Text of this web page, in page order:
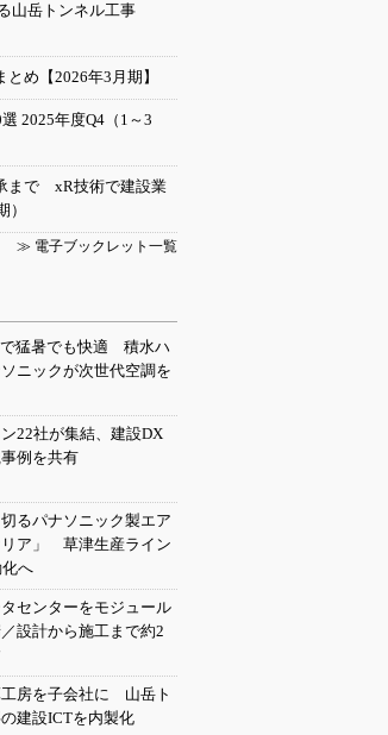
山岳トンネル工事
め【2026年3月期】
2025年度Q4（1～3
まで xR技術で建設業
≫ 電子ブックレット一覧
で猛暑でも快適 積水ハ
ニックが次世代空調を
22社が集結、建設DX
例を共有
るパナソニック製エア
リア」 草津生産ライン
へ
センターをモジュール
設計から施工まで約2
工房を子会社に 山岳ト
建設ICTを内製化